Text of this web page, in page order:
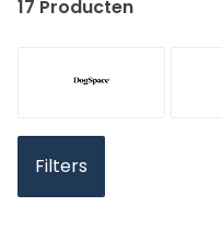
17 Producten
Filters